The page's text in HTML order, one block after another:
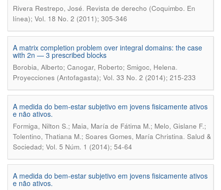
Rivera Restrepo, José. Revista de derecho (Coquimbo. En
línea); Vol. 18 No. 2 (2011); 305-346
A matrix completion problem over integral domains: the case
with 2n — 3 prescribed blocks
Borobia, Alberto; Canogar, Roberto; Smigoc, Helena.
Proyecciones (Antofagasta); Vol. 33 No. 2 (2014); 215-233
A medida do bem-estar subjetivo em jovens fisicamente ativos
e não ativos.
Formiga, Nilton S.; Maia, María de Fátima M.; Melo, Gislane F.;
Tolentino, Thatiana M.; Soares Gomes, María Christina. Salud &
Sociedad; Vol. 5 Núm. 1 (2014); 54-64
A medida do bem-estar subjetivo em jovens fisicamente ativos
e não ativos.